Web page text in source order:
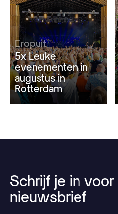
Eropuit
5x Leuke
evenementen in
augustus in
Rotterdam
Schrijf je in voor
nieuwsbrief